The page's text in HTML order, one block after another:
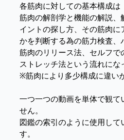
各筋肉に対しての基本構成は
筋肉の解剖学と機能の解説、
イントの探し方、その筋肉
かを判断する為の筋力検査、
筋肉のリリース法、セルフ
ストレッチ法という流れにな
※筋肉により多少構成に違い
一つ一つの動画を単体で観て
せん。
図鑑の索引のように使用し
す。